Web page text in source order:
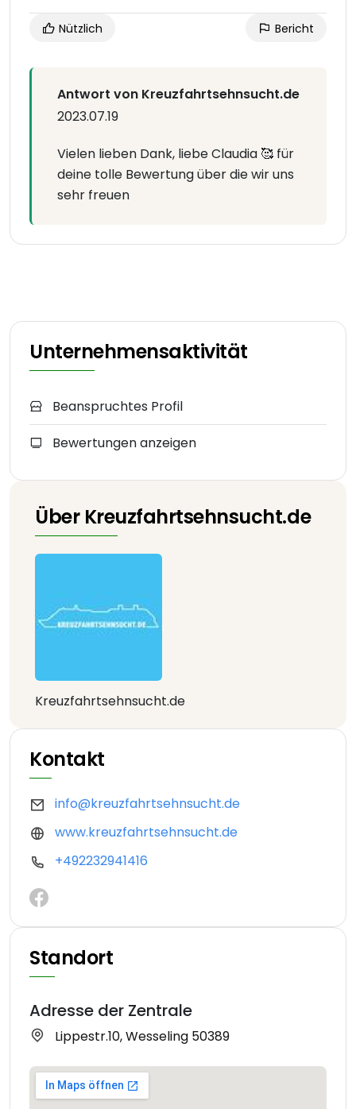
Nützlich Bericht
Antwort von Kreuzfahrtsehnsucht.de
2023.07.19
Vielen lieben Dank, liebe Claudia 🥰 für
deine tolle Bewertung über die wir uns
sehr freuen
Unternehmensaktivität
Beanspruchtes Profil
Bewertungen anzeigen
Über Kreuzfahrtsehnsucht.de
Kreuzfahrtsehnsucht.de
Kontakt
info@kreuzfahrtsehnsucht.de
www.kreuzfahrtsehnsucht.de
+492232941416
Standort
Adresse der Zentrale
Lippestr.10, Wesseling 50389